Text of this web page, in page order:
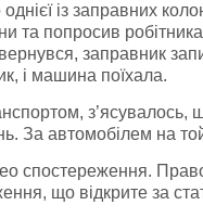
із заправних
та попросив
заправник
і машина поїхала.
За автомобілем на
спостереження.
що відкрите за